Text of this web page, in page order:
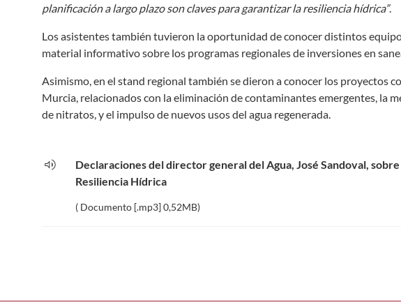
planificación a largo plazo son claves para garantizar la resiliencia hídrica”.
Los asistentes también tuvieron la oportunidad de conocer distintos
material informativo sobre los programas regionales de inversiones en
Asimismo, en el stand regional también se dieron a conocer los proyectos
Murcia, relacionados con la eliminación de contaminantes emergentes, la
de nitratos, y el impulso de nuevos usos del agua regenerada.
volume_up
Declaraciones del director general del Agua, José Sandoval,
Resiliencia Hídrica
( Documento [.mp3] 0,52MB)